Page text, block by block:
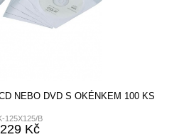
NEBO DVD S OKÉNKEM 100 KS
125X125/B
229 Kč